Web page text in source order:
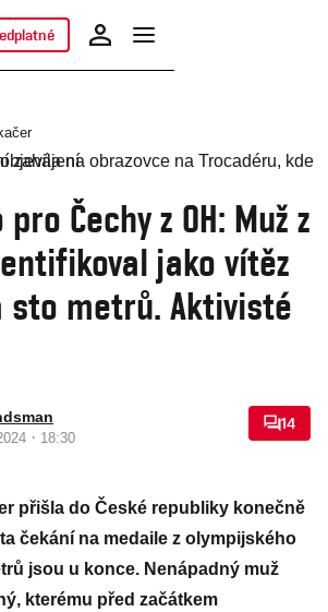
Čechy z OH: Muž z
jako vítěz
sto metrů. Aktivisté
· 18:30
14
přišla do České republiky konečně
čekání na medaile z olympijského
jsou u konce. Nenápadný muž
kterému před začátkem